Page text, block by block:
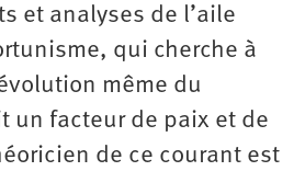
et analyses de l’aile
qui cherche à
même du
un facteur de paix et de
de ce courant est